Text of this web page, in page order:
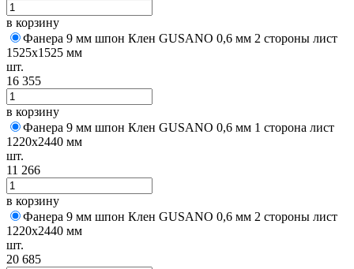
в корзину
Фанера 9 мм шпон Клен GUSANO 0,6 мм 2 стороны лист
1525х1525 мм
шт.
16 355
в корзину
Фанера 9 мм шпон Клен GUSANO 0,6 мм 1 сторона лист
1220х2440 мм
шт.
11 266
в корзину
Фанера 9 мм шпон Клен GUSANO 0,6 мм 2 стороны лист
1220х2440 мм
шт.
20 685